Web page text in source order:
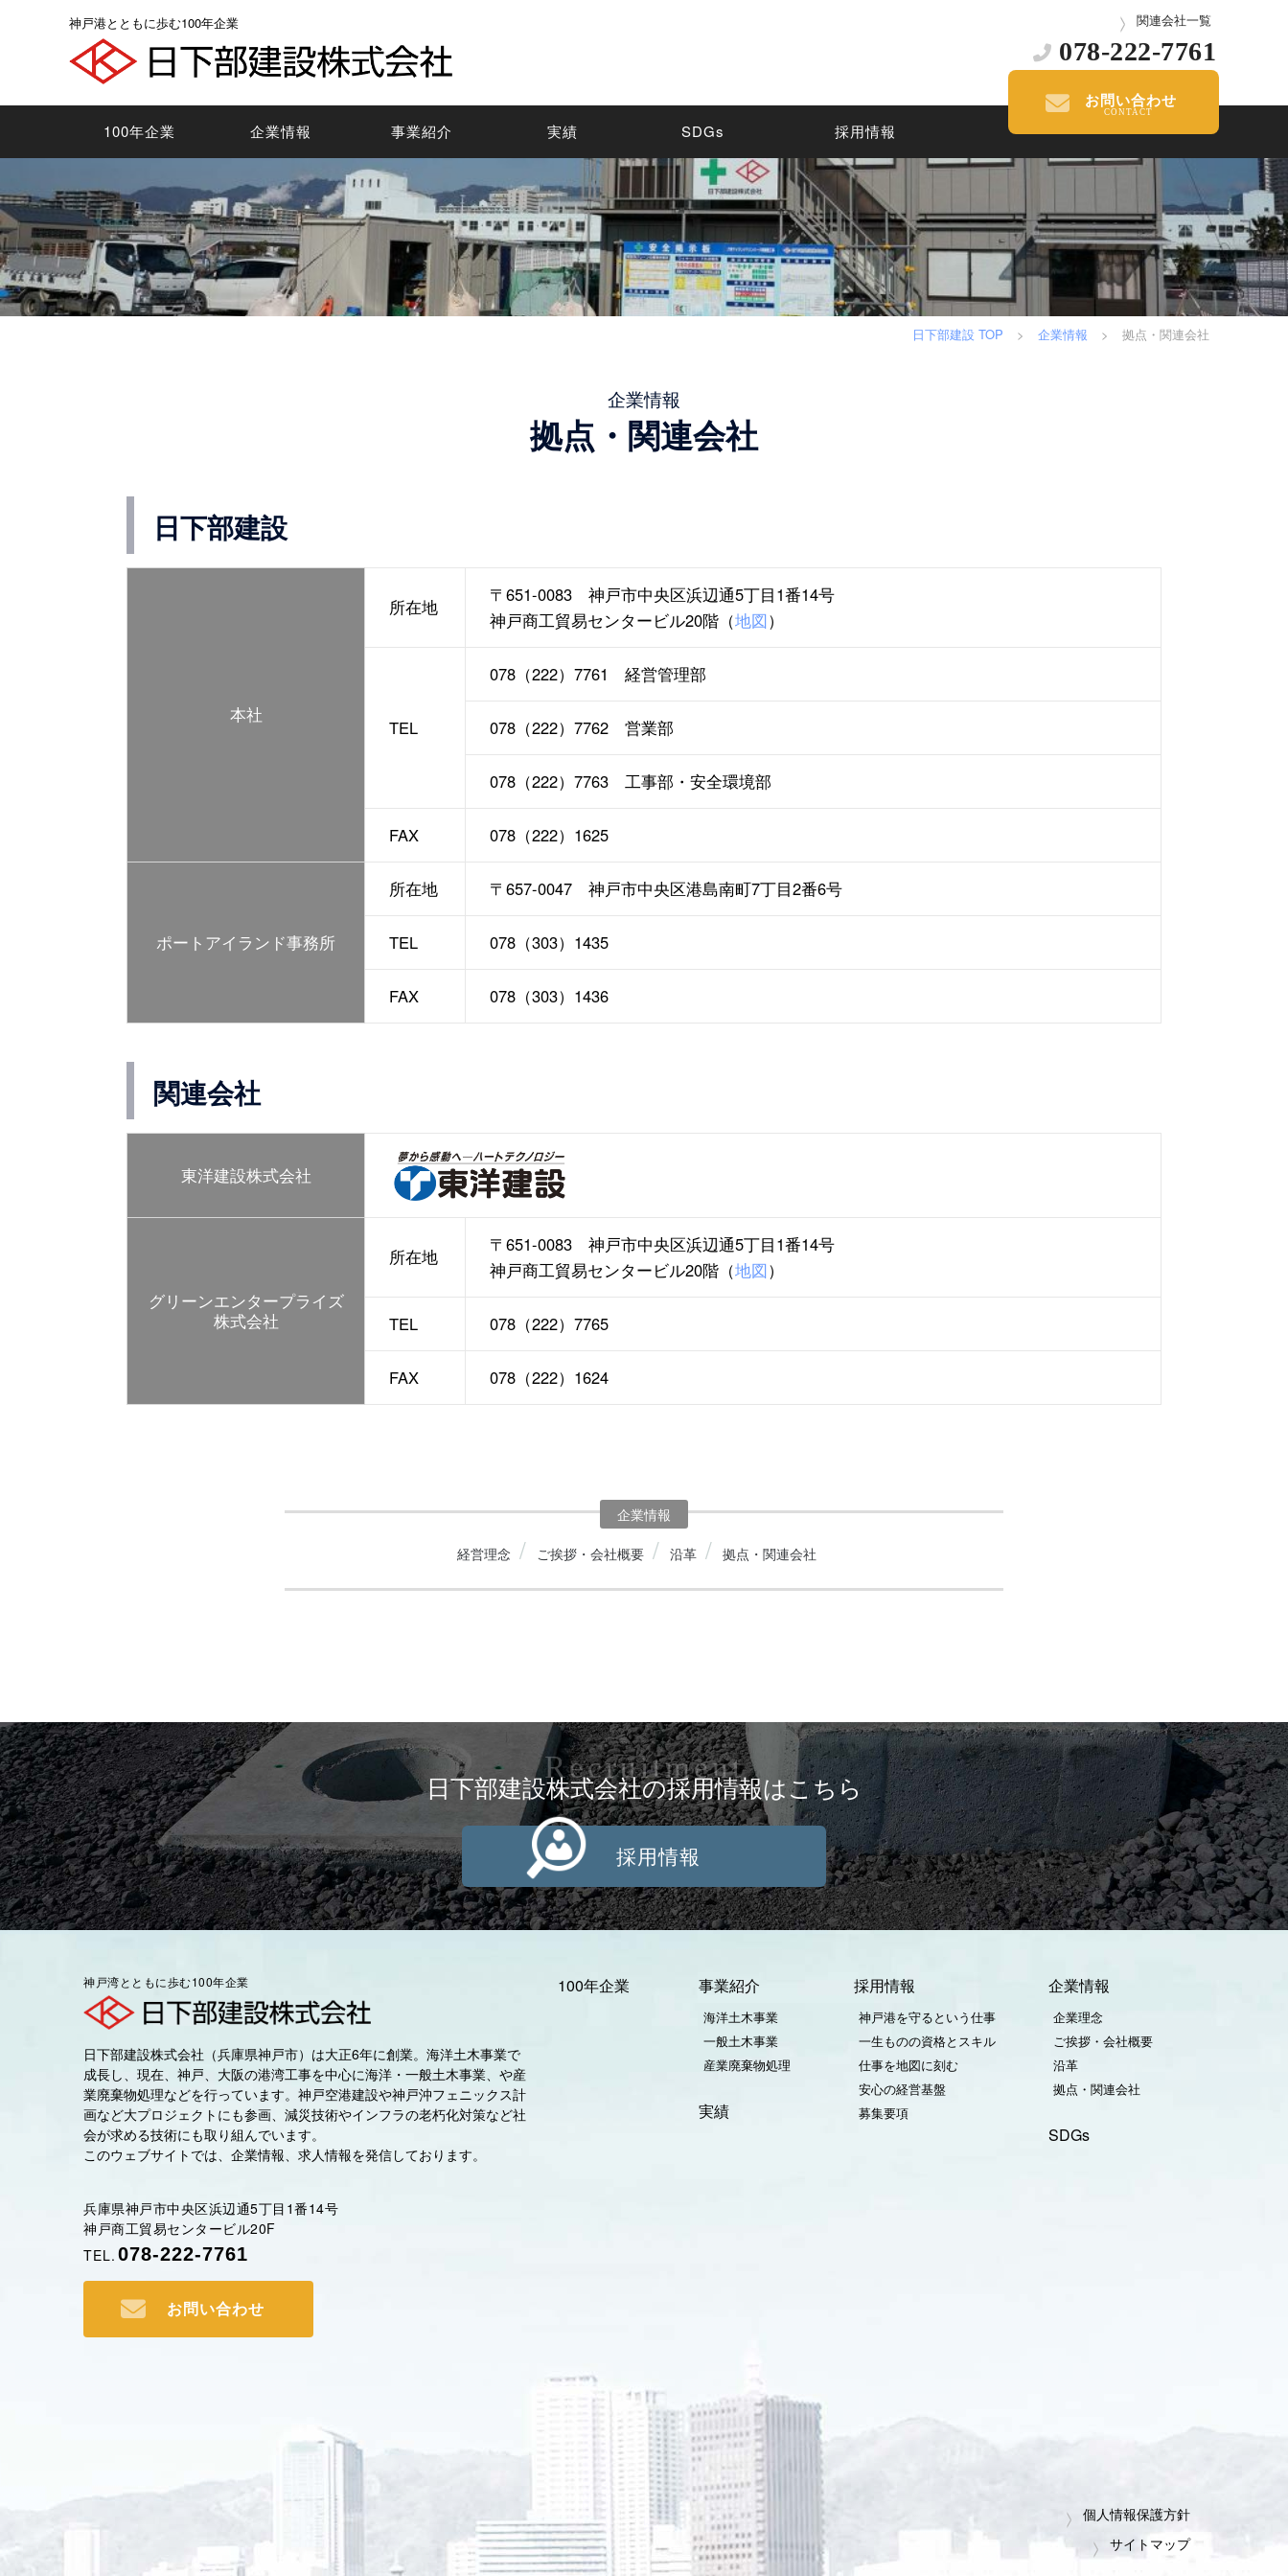
歩
む
100
年
企
業
神戸港とともに歩む100年企業 関連会社一覧
078-222-7761
100年企業 企業情報 事業紹介 実績 SDGs 採用情報
お問い合わせ
日下部建設 TOP > 企業情報 > 拠点・関連会社
企業情報
拠点・関連会社
日下部建設
本社
所在地
〒651-0083 神戸市中央区浜辺通5丁目1番14号
神戸商工貿易センタービル20階（地図）
TEL
078（222）7761 経営管理部
078（222）7762 営業部
078（222）7763 工事部・安全環境部
FAX 078（222）1625
ポートアイランド事務所
所在地 〒657-0047 神戸市中央区港島南町7丁目2番6号
TEL 078（303）1435
FAX 078（303）1436
関連会社
東洋建設株式会社
グリーンエンタープライズ
株式会社
所在地
〒651-0083 神戸市中央区浜辺通5丁目1番14号
神戸商工貿易センタービル20階（地図）
TEL 078（222）7765
FAX 078（222）1624
企業情報
経営理念 ご挨拶・会社概要 沿革 拠点・関連会社
Recruitment
日下部建設株式会社の採用情報はこちら
採用情報
神戸湾とともに歩む100年企業
日下部建設株式会社（兵庫県神戸市）は大正6年に創業。海洋土木事業で
成長し、現在、神戸、大阪の港湾工事を中心に海洋・一般土木事業、や産
業廃棄物処理などを行っています。神戸空港建設や神戸沖フェニックス計
画など大プロジェクトにも参画、減災技術やインフラの老朽化対策など社
会が求める技術にも取り組んでいます。
このウェブサイトでは、企業情報、求人情報を発信しております。
兵庫県神戸市中央区浜辺通5丁目1番14号
神戸商工貿易センタービル20F
TEL. 078-222-7761
お問い合わせ
100年企業 事業紹介
海洋土木事業
一般土木事業
産業廃棄物処理
実績
採用情報
神戸港を守るという仕事
一生ものの資格とスキル
仕事を地図に刻む
安心の経営基盤
募集要項
企業情報
企業理念
ご挨拶・会社概要
沿革
拠点・関連会社
SDGs
個人情報保護方針
サイトマップ